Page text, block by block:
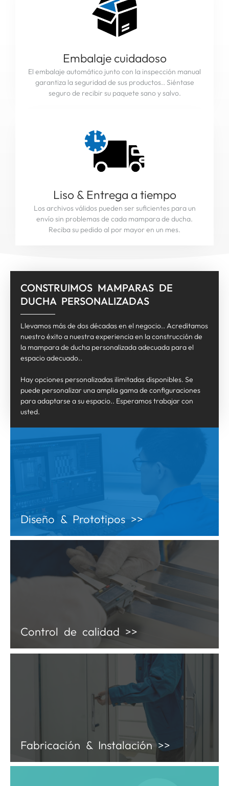
Embalaje cuidadoso
El embalaje automático junto con la inspección manual
garantiza la seguridad de sus productos.. Siéntase
seguro de recibir su paquete sano y salvo.
Liso & Entrega a tiempo
Los archivos válidos pueden ser suficientes para un
envío sin problemas de cada mampara de ducha.
Reciba su pedido al por mayor en un mes.
CONSTRUIMOS MAMPARAS DE
DUCHA PERSONALIZADAS
Llevamos más de dos décadas en el negocio.. Acreditamos
nuestro éxito a nuestra experiencia en la construcción de
la mampara de ducha personalizada adecuada para el
espacio adecuado..
Hay opciones personalizadas ilimitadas disponibles. Se
puede personalizar una amplia gama de configuraciones
para adaptarse a su espacio.. Esperamos trabajar con
usted.
Diseño & Prototipos >>
Control de calidad >>
Fabricación & Instalación >>